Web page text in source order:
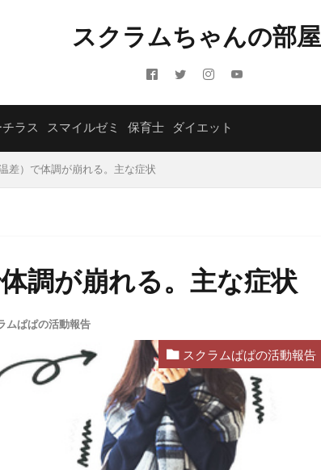
スクラムちゃんの部屋
チラス スマイルゼミ 保育士 ダイエット
差）で体調が崩れる。主な症状
調が崩れる。主な症状
ムぱぱの活動報告
スクラムぱぱの活動報告